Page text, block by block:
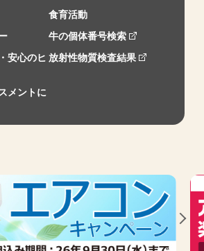
食育活動
牛の個体番号検索
安心のヒ 放射性物質検査結果
メントに